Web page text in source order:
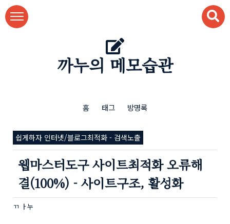
본문 바로가기
까누의 메모습관
홈 태그 방명록
쉽게하자 인터넷/블로그최적화 - 검색노출
웹마스터도구 사이트최적화 오류해
결(100%) - 사이트구조, 활성화
ㄲ ㅏ누